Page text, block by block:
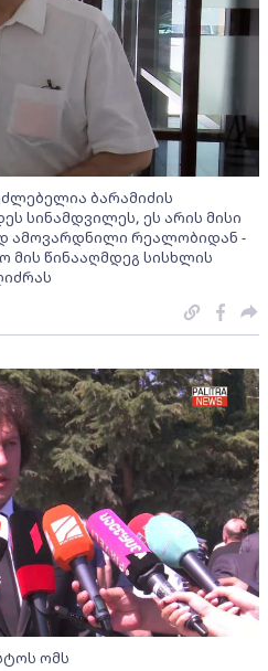
ბარამიძის
სინამდვილეს, ეს არის მისი
ამოვარდნილი რეალობიდან -
მის წინააღმდეგ სისხლის
ომს